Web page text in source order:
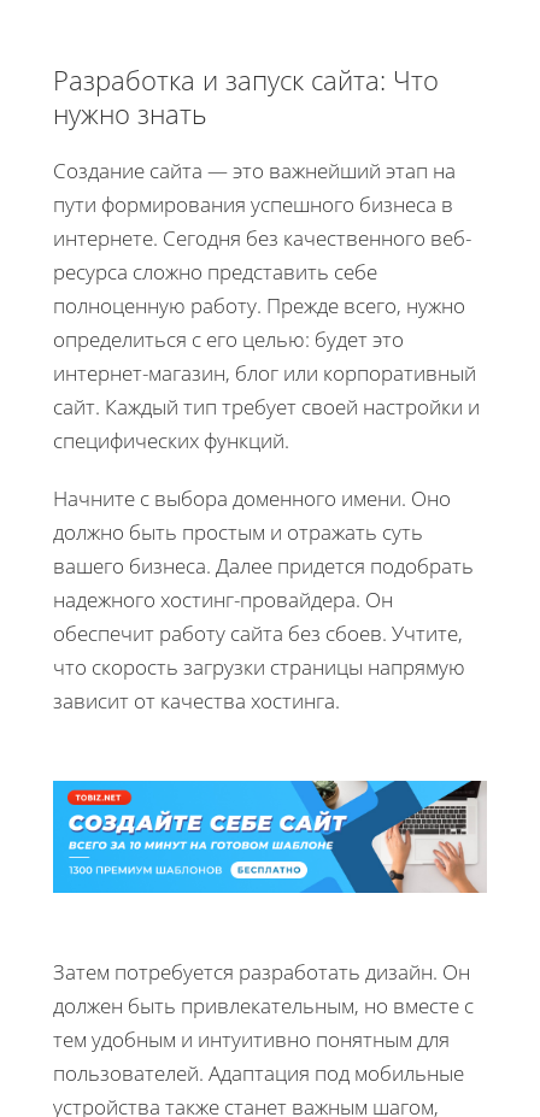
Разработка и запуск сайта: Что
нужно знать
Создание сайта — это важнейший этап на
пути формирования успешного бизнеса в
интернете. Сегодня без качественного веб-
ресурса сложно представить себе
полноценную работу. Прежде всего, нужно
определиться с его целью: будет это
интернет-магазин, блог или корпоративный
сайт. Каждый тип требует своей настройки и
специфических функций.
Начните с выбора доменного имени. Оно
должно быть простым и отражать суть
вашего бизнеса. Далее придется подобрать
надежного хостинг-провайдера. Он
обеспечит работу сайта без сбоев. Учтите,
что скорость загрузки страницы напрямую
зависит от качества хостинга.
Затем потребуется разработать дизайн. Он
должен быть привлекательным, но вместе с
тем удобным и интуитивно понятным для
пользователей. Адаптация под мобильные
устройства также станет важным шагом,